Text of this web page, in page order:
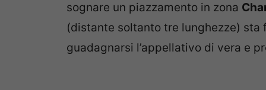
sognare un piazzamento in zona
(distante soltanto tre lunghezze)
guadagnarsi l’appellativo di vera e